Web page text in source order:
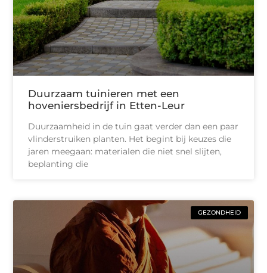
Duurzaam tuinieren met een
hoveniersbedrijf in Etten-Leur
Duurzaamheid in de tuin gaat verder dan een paar
vlinderstruiken planten. Het begint bij keuzes die
jaren meegaan: materialen die niet snel slijten,
beplanting die
GEZONDHEID